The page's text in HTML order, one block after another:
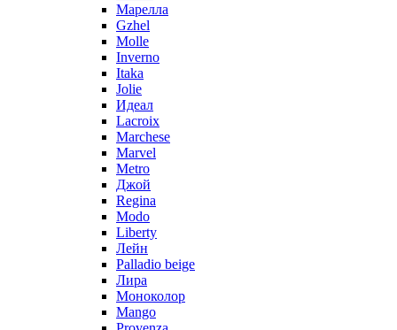
Марелла
Gzhel
Molle
Inverno
Itaka
Jolie
Идеал
Lacroix
Marchese
Marvel
Metro
Джой
Regina
Modo
Liberty
Лейн
Palladio beige
Лира
Моноколор
Mango